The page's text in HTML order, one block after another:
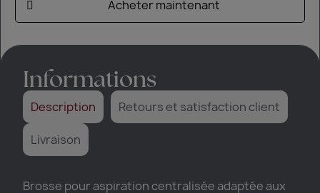
Acheter maintenant
Informations
Description Retours et satisfaction client
Livraison
Brosse pour aspiration centralisée adaptée aux